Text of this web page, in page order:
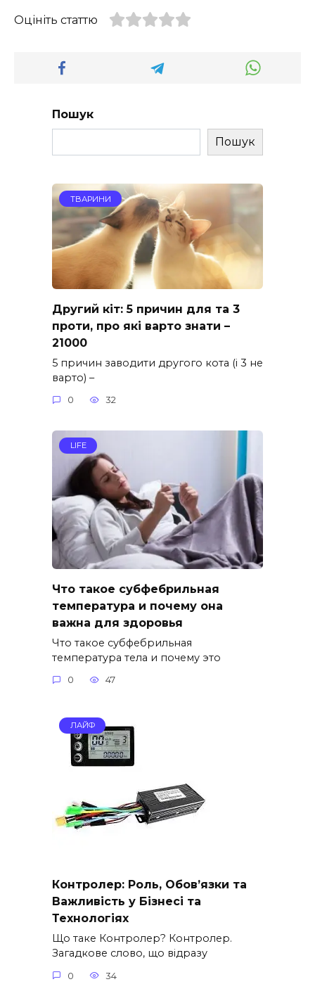
Оцініть статтю
Пошук
Пошук
ТВАРИНИ
Другий кіт: 5 причин для та 3
проти, про які варто знати –
21000
5 причин заводити другого кота (і 3 не
варто) –
0 32
LIFE
Что такое субфебрильная
температура и почему она
важна для здоровья
Что такое субфебрильная
температура тела и почему это
0 47
ЛАЙФ
Контролер: Роль, Обов’язки та
Важливість у Бізнесі та
Технологіях
Що таке Контролер? Контролер.
Загадкове слово, що відразу
0 34